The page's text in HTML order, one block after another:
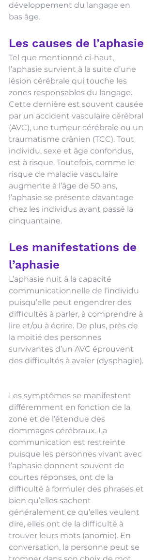
développement du langage en
bas âge.
Les causes de l’aphasie
Tel que mentionné ci-haut,
l’aphasie survient à la suite d’une
lésion cérébrale qui touche les
zones responsables du langage.
Cette dernière est souvent causée
par un accident vasculaire cérébral
(AVC), une tumeur cérébrale ou un
traumatisme crânien (TCC). Tout
individu, sexe et âge confondus,
est à risque. Toutefois, comme le
risque de maladie vasculaire
augmente à l’âge de 50 ans,
l’aphasie se présente davantage
chez les individus ayant passé la
cinquantaine.
Les manifestations de
l’aphasie
L’aphasie nuit à la capacité
communicationnelle de l’individu
puisqu’elle peut engendrer des
difficultés à parler, à comprendre à
lire et/ou à écrire. De plus, près de
la moitié des personnes
survivantes d’un AVC éprouvent
des difficultés à avaler (dysphagie).
Les symptômes se manifestent
différemment en fonction de la
zone et de l’étendue des
dommages cérébraux. La
communication est restreinte
puisque les personnes vivant avec
l’aphasie donnent souvent de
courtes réponses, ont de la
difficulté à formuler des phrases et
bien qu’elles sachent
généralement ce qu’elles veulent
dire, elles ont de la difficulté à
trouver leurs mots (anomie). En
conversation, la personne peut se